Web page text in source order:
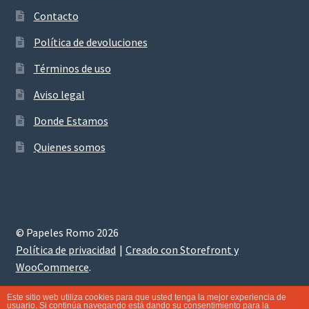
Contacto
Política de devoluciones
Términos de uso
Aviso legal
Donde Estamos
Quienes somos
© Papeles Romo 2026
Política de privacidad
Creado con Storefront y
WooCommerce.
Este sitio web utiliza cookies para que usted tenga la mejor experiencia de
usuario. Si continúa navegando está dando su consentimiento para la